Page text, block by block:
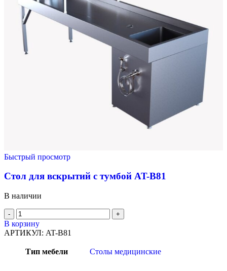
Быстрый просмотр
Стол для вскрытий с тумбой AT-B81
В наличии
В корзину
АРТИКУЛ: AT-B81
Тип мебели Столы медицинские